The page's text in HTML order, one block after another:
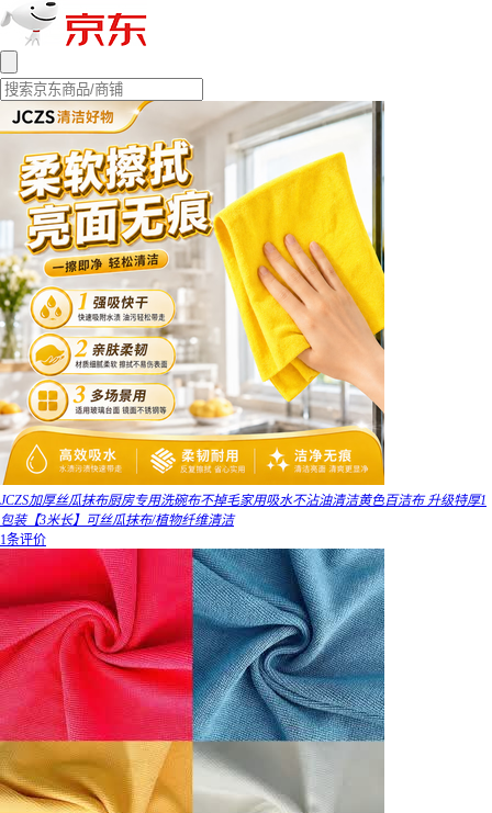
JCZS加厚丝瓜抹布厨房专用洗碗布不掉毛家用吸水不沾油清洁黄色百洁布 升级特厚1
包装【3米长】可丝瓜抹布/植物纤维清洁
1条评价